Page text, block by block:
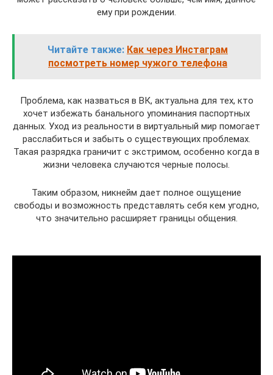
ему при рождении.
Читайте также: Как через Инстаграм
посмотреть номер чужого телефона
Проблема, как назваться в ВК, актуальна для тех, кто
хочет избежать банального упоминания паспортных
данных. Уход из реальности в виртуальный мир помогает
расслабиться и забыть о существующих проблемах.
Такая разрядка граничит с экстримом, особенно когда в
жизни человека случаются черные полосы.
Таким образом, никнейм дает полное ощущение
свободы и возможность представлять себя кем угодно,
что значительно расширяет границы общения.